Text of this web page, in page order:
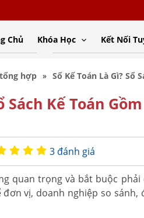
Chủ Khóa Học Kết Nối
hợp Sổ Kế Toán Là Gì? Sổ
Sách Kế Toán
3 đánh giá
quan trọng và bắt buộc
vị, doanh nghiệp so